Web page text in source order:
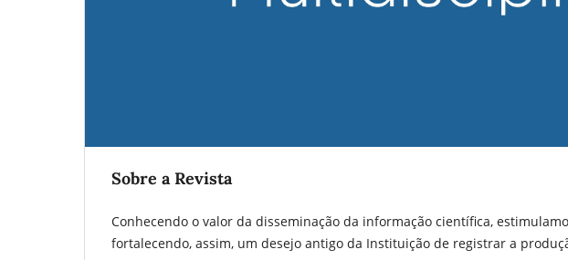
Sobre a Revista
Conhecendo o valor da disseminação da informação científica,
fortalecendo, assim, um desejo antigo da Instituição de registrar a